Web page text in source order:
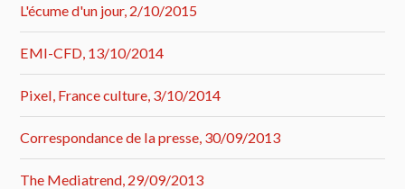
L'écume d'un jour, 2/10/2015
EMI-CFD, 13/10/2014
Pixel, France culture, 3/10/2014
Correspondance de la presse, 30/09/2013
The Mediatrend, 29/09/2013